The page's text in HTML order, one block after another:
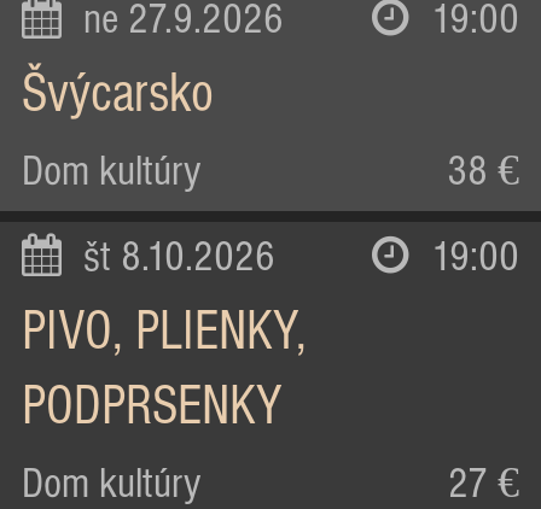
ne 27.9.2026 19:00
Švýcarsko
Dom kultúry 38 €
št 8.10.2026 19:00
PIVO, PLIENKY,
PODPRSENKY
Dom kultúry 27 €